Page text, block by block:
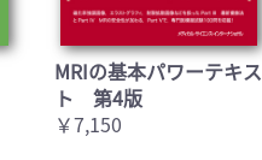
MRIの基本パワーテキス
ト 第4版
￥7,150